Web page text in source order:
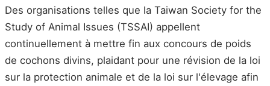
Des organisations telles que la Taiwan Society for the
Study of Animal Issues (TSSAI) appellent
continuellement à mettre fin aux concours de poids
de cochons divins, plaidant pour une révision de la loi
sur la protection animale et de la loi sur l'élevage afin